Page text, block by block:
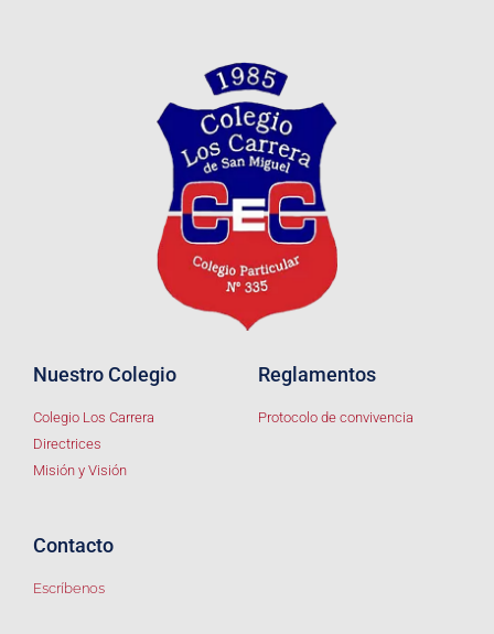
Nuestro Colegio
Colegio Los Carrera
Directrices
Misión y Visión
Reglamentos
Protocolo de convivencia
Contacto
Escríbenos